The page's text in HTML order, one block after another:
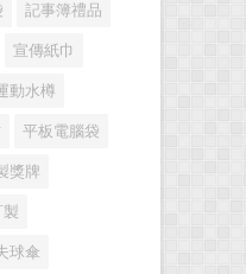
記事簿禮品
宣傳紙巾
動水樽
平板電腦袋
獎牌
製
球傘